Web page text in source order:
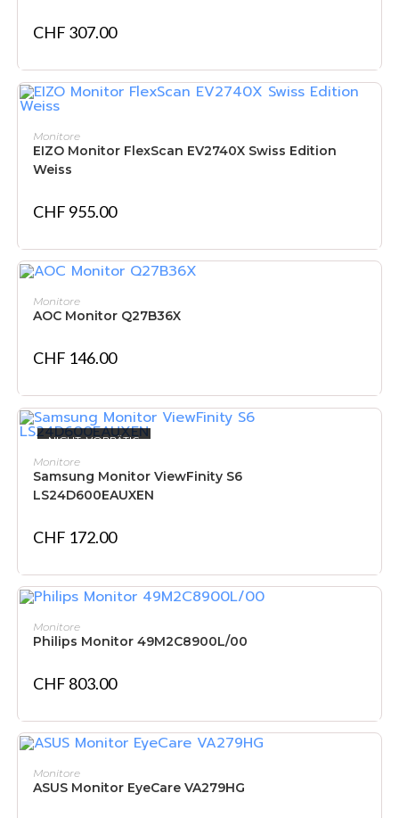
CHF 307.00
Monitore
EIZO Monitor FlexScan EV2740X Swiss Edition
Weiss
CHF 955.00
Monitore
AOC Monitor Q27B36X
CHF 146.00
NICHT VORRÄTIG
Monitore
Samsung Monitor ViewFinity S6
LS24D600EAUXEN
CHF 172.00
Monitore
Philips Monitor 49M2C8900L/00
CHF 803.00
Monitore
ASUS Monitor EyeCare VA279HG